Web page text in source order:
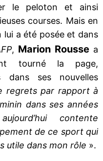
le peloton et ainsi
courses. Mais en
lui a été posée et dans
, Marion Rousse a
tourné la page,
dans ses nouvelles
regrets par rapport à
dans ses années
contente
de ce sport qui
utile dans mon rôle ».